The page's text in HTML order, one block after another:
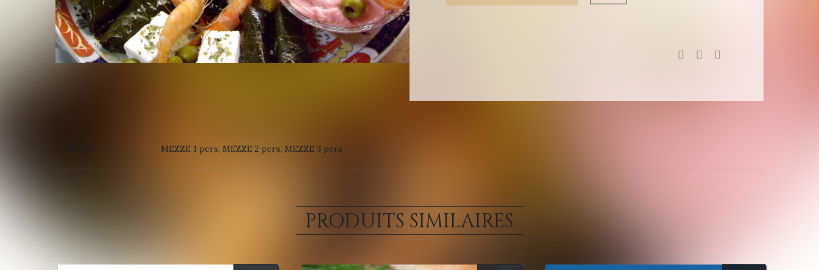
MEZZE 1 pers, MEZZE 2 pers, MEZZE 3 pers
PRODUITS SIMILAIRES